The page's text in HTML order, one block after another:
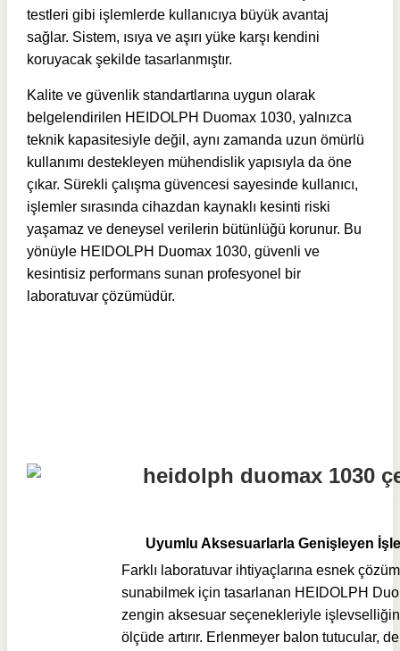
testleri gibi işlemlerde kullanıcıya büyük avantaj
sağlar. Sistem, ısıya ve aşırı yüke karşı kendini
koruyacak şekilde tasarlanmıştır.
Kalite ve güvenlik standartlarına uygun olarak
belgelendirilen HEIDOLPH Duomax 1030, yalnızca
teknik kapasitesiyle değil, aynı zamanda uzun ömürlü
kullanımı destekleyen mühendislik yapısıyla da öne
çıkar. Sürekli çalışma güvencesi sayesinde kullanıcı,
işlemler sırasında cihazdan kaynaklı kesinti riski
yaşamaz ve deneysel verilerin bütünlüğü korunur. Bu
yönüyle HEIDOLPH Duomax 1030, güvenli ve
kesintisiz performans sunan profesyonel bir
laboratuvar çözümüdür.
Uyumlu Aksesuarlarla Genişleyen
Farklı laboratuvar ihtiyaçlarına esnek
sunabilmek için tasarlanan HEIDOLPH
zengin aksesuar seçenekleriyle
ölçüde artırır. Erlenmeyer balon tutucular,